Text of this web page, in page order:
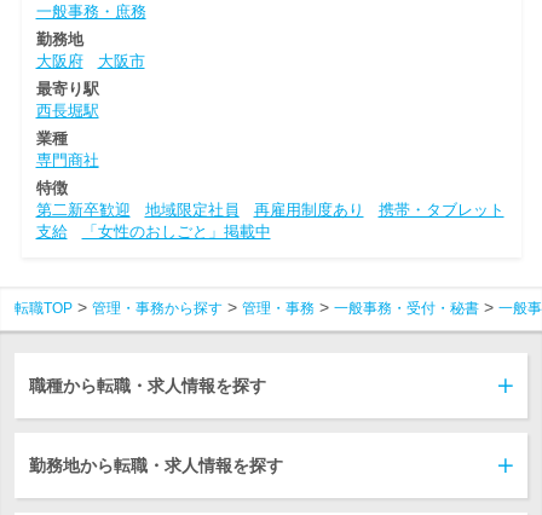
一般事務・庶務
勤務地
大阪府
大阪市
最寄り駅
西長堀駅
業種
専門商社
特徴
第二新卒歓迎
地域限定社員 再雇用制度あり
携帯・タブレット
支給
「女性のおしごと」掲載中
転職TOP 管理・事務から探す 管理・事務 一般事務・受付・秘書 一般
職種から転職・求人情報を探す
勤務地から転職・求人情報を探す